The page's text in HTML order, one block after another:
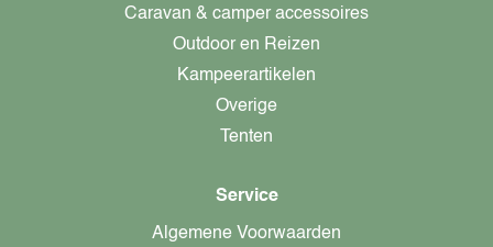
Caravan & camper accessoires
Outdoor en Reizen
Kampeerartikelen
Overige
Tenten
Service
Algemene Voorwaarden